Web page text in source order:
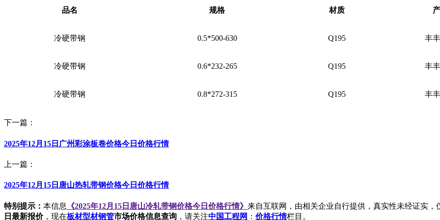
品名 规格 材质
冷硬带钢 0.5*500-630 Q195 丰
冷硬带钢 0.6*232-265 Q195 丰
冷硬带钢 0.8*272-315 Q195 丰
下一篇：
2025年12月15日广州彩涂板卷价格今日价格行情
上一篇：
2025年12月15日唐山热轧带钢价格今日价格行情
特别提示： 本信息 《2025年12月15日唐山冷轧带钢价格今日价格行情》 来自互联网，由相关企业自行提供，真实性未经证实，
日最新报价，现在板材型材钢管市场价格信息查询 ，请关注中国工程网 ： 价格行情栏目。